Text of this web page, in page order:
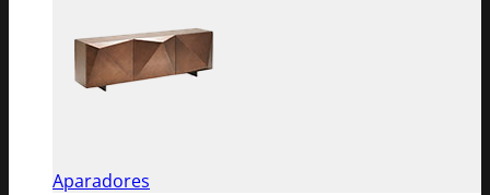
Aparadores